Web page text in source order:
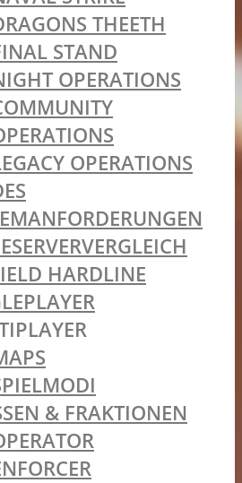
THEETH
STAND
OPERATIONS
OPERATIONS
HARDLINE
& FRAKTIONEN